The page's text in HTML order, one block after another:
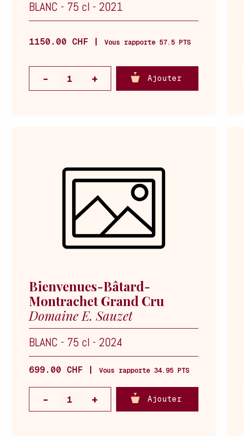
BLANC - 75 cl - 2021
1150.00 CHF | Vous rapporte 57.5 PTS
Ajouter
Bienvenues-Bâtard-
Montrachet Grand Cru
Domaine E. Sauzet
BLANC - 75 cl - 2024
699.00 CHF | Vous rapporte 34.95 PTS
Ajouter